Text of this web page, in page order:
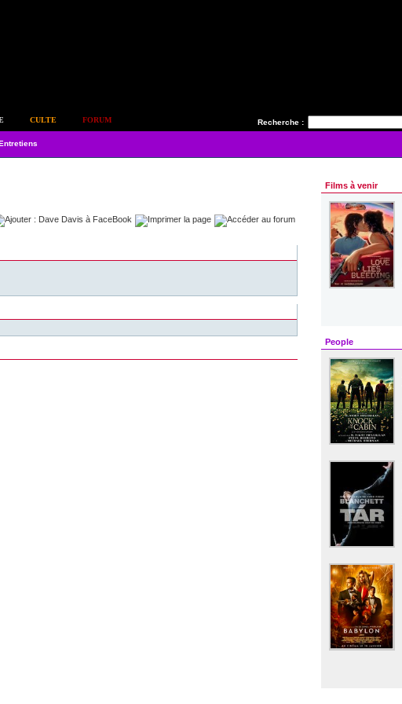
Recherche :
CULTE FORUM
Films à venir
People